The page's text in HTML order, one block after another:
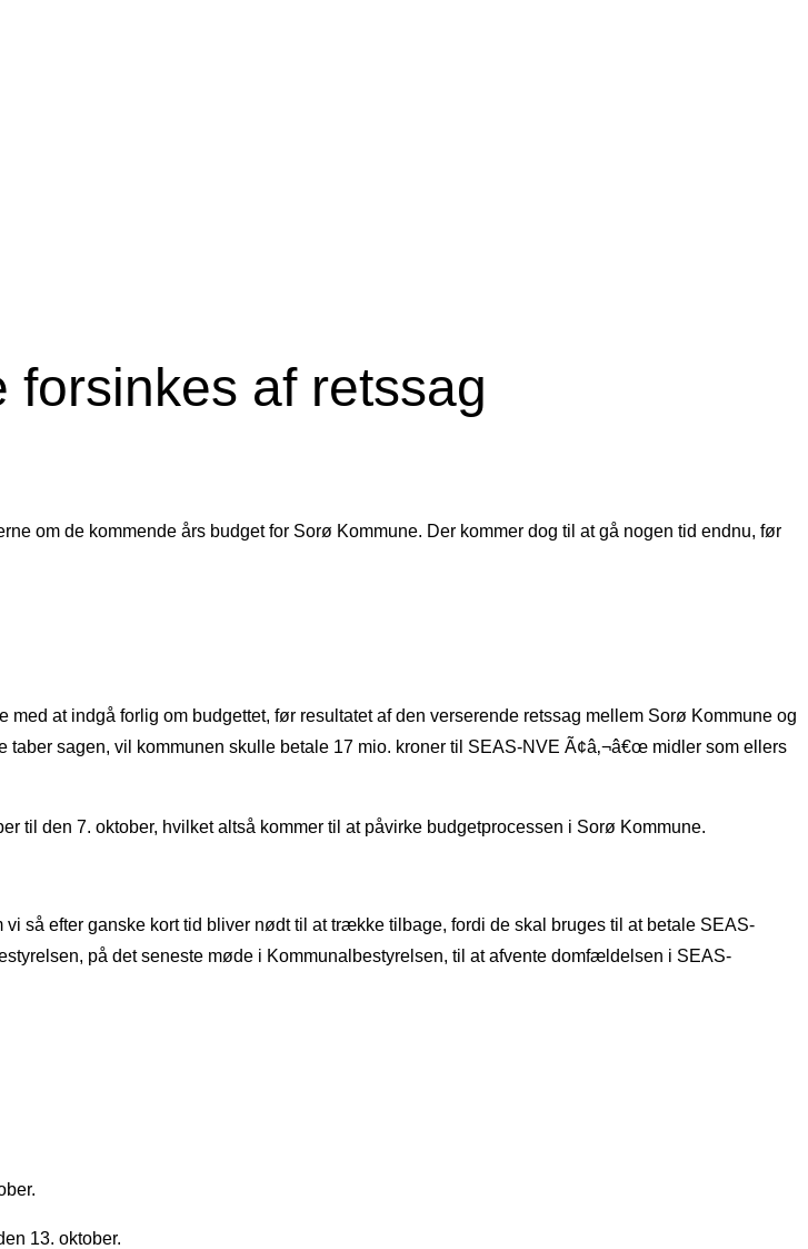
forsinkes af retssag
om de kommende års budget for Sorø Kommune. Der kommer dog til at gå nogen tid endnu, før
at indgå forlig om budgettet, før resultatet af den verserende retssag mellem Sorø Kommune og
sagen, vil kommunen skulle betale 17 mio. kroner til SEAS-NVE Ã¢â‚¬â€œ midler som ellers
til den 7. oktober, hvilket altså kommer til at påvirke budgetprocessen i Sorø Kommune.
så efter ganske kort tid bliver nødt til at trække tilbage, fordi de skal bruges til at betale SEAS-
på det seneste møde i Kommunalbestyrelsen, til at afvente domfældelsen i SEAS-
13. oktober.